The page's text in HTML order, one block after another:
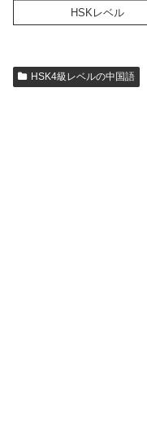
HSKレベル
HSK4級レベルの中国語